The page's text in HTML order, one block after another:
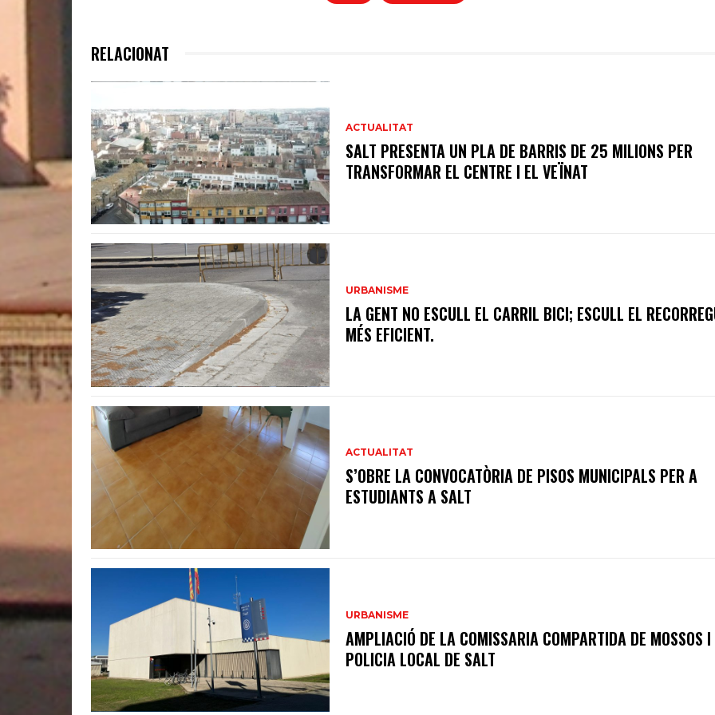
RELACIONAT
ACTUALITAT
SALT PRESENTA UN PLA DE BARRIS DE 25 MILIONS PER
TRANSFORMAR EL CENTRE I EL VEÏNAT
URBANISME
LA GENT NO ESCULL EL CARRIL BICI; ESCULL EL
MÉS EFICIENT.
ACTUALITAT
S’OBRE LA CONVOCATÒRIA DE PISOS MUNICIPALS PER A
ESTUDIANTS A SALT
URBANISME
AMPLIACIÓ DE LA COMISSARIA COMPARTIDA DE MOSSOS I
POLICIA LOCAL DE SALT